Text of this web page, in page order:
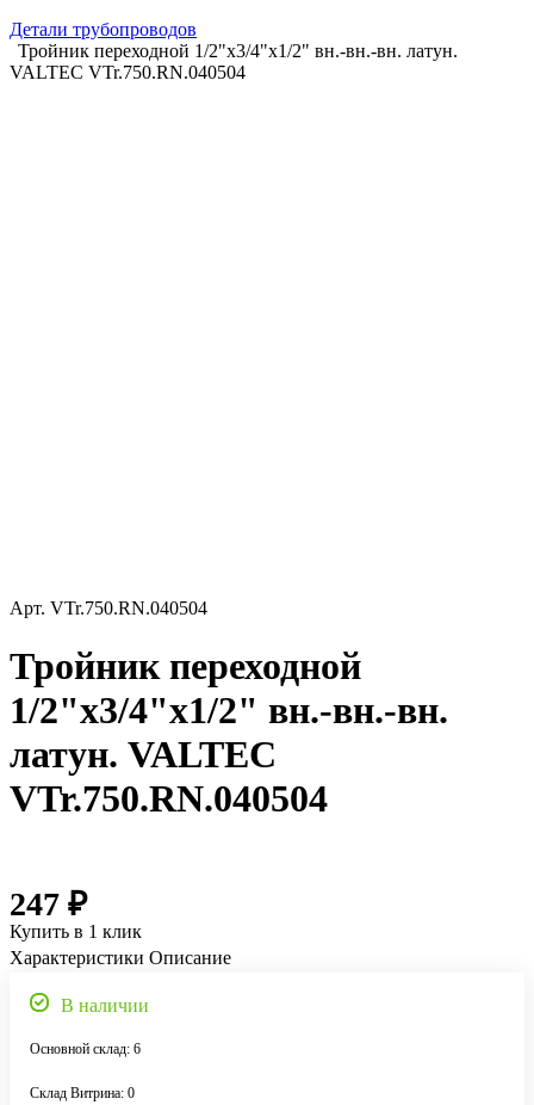
Детали трубопроводов
Тройник переходной 1/2"х3/4"х1/2" вн.-вн.-вн. латун.
VALTEC VTr.750.RN.040504
Арт. VTr.750.RN.040504
Тройник переходной
1/2"х3/4"х1/2" вн.-вн.-вн.
латун. VALTEC
VTr.750.RN.040504
247 ₽
Купить в 1 клик
Характеристики Описание
В наличии
Основной склад: 6
Склад Витрина: 0